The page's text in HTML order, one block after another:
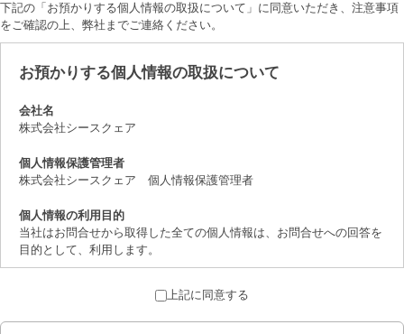
下記の「お預かりする個人情報の取扱について」に同意いただき、注意事項
をご確認の上、弊社までご連絡ください。
お預かりする個人情報の取扱について
会社名
株式会社シースクェア
個人情報保護管理者
株式会社シースクェア 個人情報保護管理者
個人情報の利用目的
当社はお問合せから取得した全ての個人情報は、お問合せへの回答を
目的として、利用します。
取得した個人情報は、法律上許されている場合を除き、ご本人の了解
を得ることなく第三者に提供することはありません。
上記に同意する